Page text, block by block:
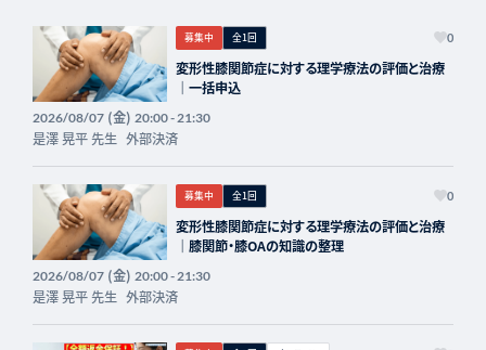
募集中 全1回 0
変形性膝関節症に対する理学療法の評価と治療
｜一括申込
2026/08/07(金) 20:00 - 21:30
是澤 晃平 先生 外部決済
募集中 全1回 0
変形性膝関節症に対する理学療法の評価と治療
｜膝関節・膝OAの知識の整理
2026/08/07(金) 20:00 - 21:30
是澤 晃平 先生 外部決済